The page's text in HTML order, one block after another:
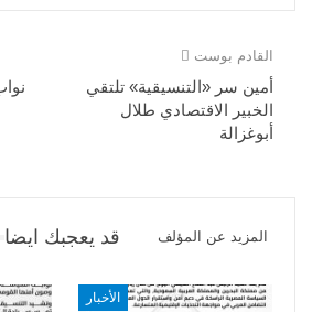
القادم بوست
أمين سر «التنسيقية» تلتقي
الخبير الاقتصادي طلال
أبوغزالة
قد يعجبك ايضا المزيد عن المؤلف
الأخبار